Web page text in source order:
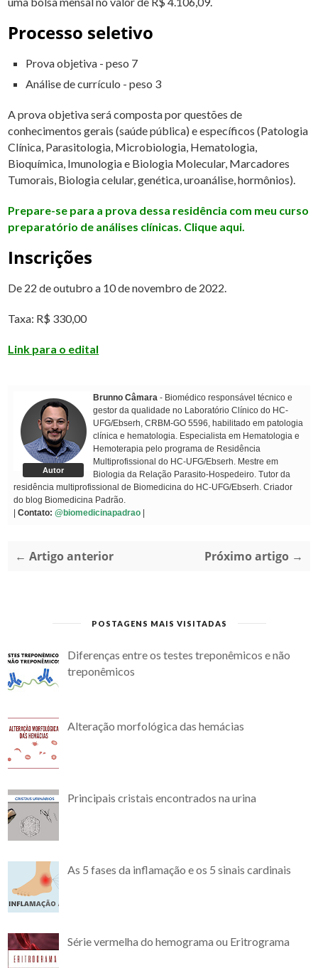
Processo seletivo
Prova objetiva - peso 7
Análise de currículo - peso 3
A prova objetiva será composta por questões de
conhecimentos gerais (saúde pública) e específicos (Patologia
Clínica, Parasitologia, Microbiologia, Hematologia,
Bioquímica, Imunologia e Biologia Molecular, Marcadores
Tumorais, Biologia celular, genética, uroanálise, hormônios).
Prepare-se para a prova dessa residência com meu curso
preparatório de análises clínicas. Clique aqui.
Inscrições
De 22 de outubro a 10 de novembro de 2022.
Taxa: R$ 330,00
Link para o edital
Autor
Brunno Câmara - Biomédico responsável técnico e
gestor da qualidade no Laboratório Clínico do HC-
UFG/Ebserh, CRBM-GO 5596, habilitado em patologia
clínica e hematologia. Especialista em Hematologia e
Hemoterapia pelo programa de Residência
Multiprofissional do HC-UFG/Ebserh. Mestre em
Biologia da Relação Parasito-Hospedeiro. Tutor da
residência multiprofissional de Biomedicina do HC-UFG/Ebserh. Criador
do blog Biomedicina Padrão.
| Contato: @biomedicinapadrao |
← Artigo anterior Próximo artigo →
POSTAGENS MAIS VISITADAS
Diferenças entre os testes treponêmicos e não
treponêmicos
Alteração morfológica das hemácias
Principais cristais encontrados na urina
As 5 fases da inflamação e os 5 sinais cardinais
Série vermelha do hemograma ou Eritrograma